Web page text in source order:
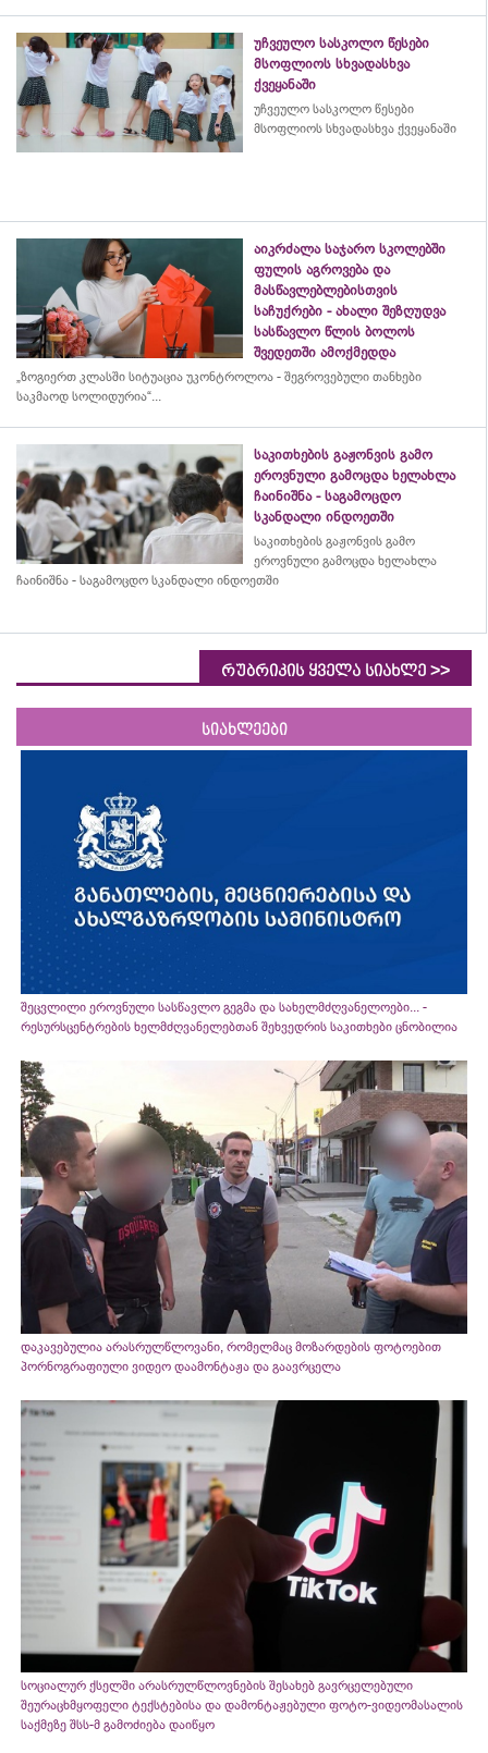
უჩვეულო სასკოლო წესები
მსოფლიოს სხვადასხვა
ქვეყანაში
უჩვეულო სასკოლო წესები
მსოფლიოს სხვადასხვა ქვეყანაში
აიკრძალა საჯარო სკოლებში
ფულის აგროვება და
მასწავლებლებისთვის
საჩუქრები - ახალი შეზღუდვა
სასწავლო წლის ბოლოს
შვედეთში ამოქმედდა
„ზოგიერთ კლასში სიტუაცია უკონტროლოა - შეგროვებული თანხები
საკმაოდ სოლიდურია“...
საკითხების გაჟონვის გამო
ეროვნული გამოცდა ხელახლა
ჩაინიშნა - საგამოცდო
სკანდალი ინდოეთში
საკითხების გაჟონვის გამო
ეროვნული გამოცდა ხელახლა
ჩაინიშნა - საგამოცდო სკანდალი ინდოეთში
რუბრიკის ყველა სიახლე >>
სიახლეები
შეცვლილი ეროვნული სასწავლო გეგმა და სახელმძღვანელოები... -
რესურსცენტრების ხელმძღვანელებთან შეხვედრის საკითხები ცნობილია
დაკავებულია არასრულწლოვანი, რომელმაც მოზარდების ფოტოებით
პორნოგრაფიული ვიდეო დაამონტაჟა და გაავრცელა
სოციალურ ქსელში არასრულწლოვნების შესახებ გავრცელებული
შეურაცხმყოფელი ტექსტებისა და დამონტაჟებული ფოტო-ვიდეომასალის
საქმეზე შსს-მ გამოძიება დაიწყო